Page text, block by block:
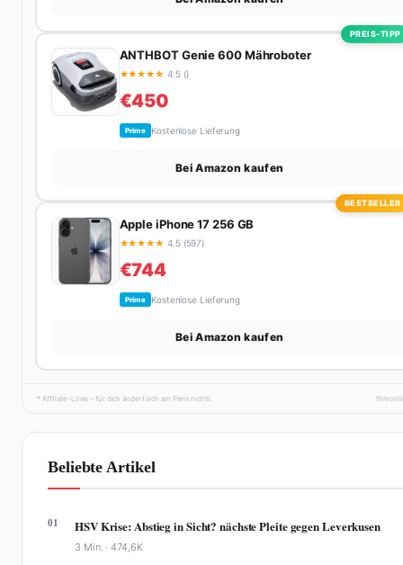
PREIS-TIPP
ANTHBOT Genie 600 Mähroboter
★★★★★ 4.5 ()
€450
Prime Kostenlose Lieferung
Bei Amazon kaufen
BESTSELLER
Apple iPhone 17 256 GB
★★★★★ 4.5 (597)
€744
Prime Kostenlose Lieferung
Bei Amazon kaufen
* Affiliate-Links – für dich ändert sich am Preis nichts.
Beliebte Artikel
01 HSV Krise: Abstieg in Sicht? nächste Pleite gegen Leverkusen
3 Min. ·474,6K